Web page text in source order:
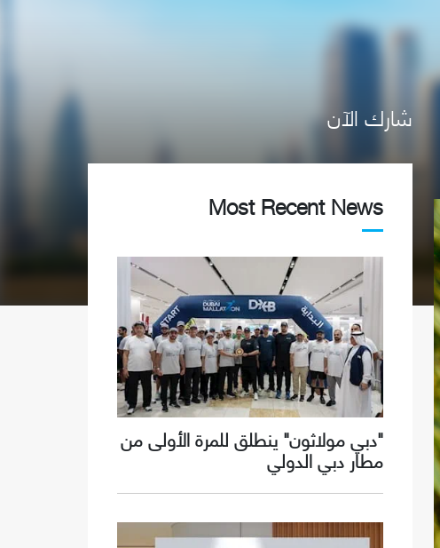
شارك الآن
Most Recent News
"دبي مولاثون" ينطلق للمرة الأولى من
مطار دبي الدولي